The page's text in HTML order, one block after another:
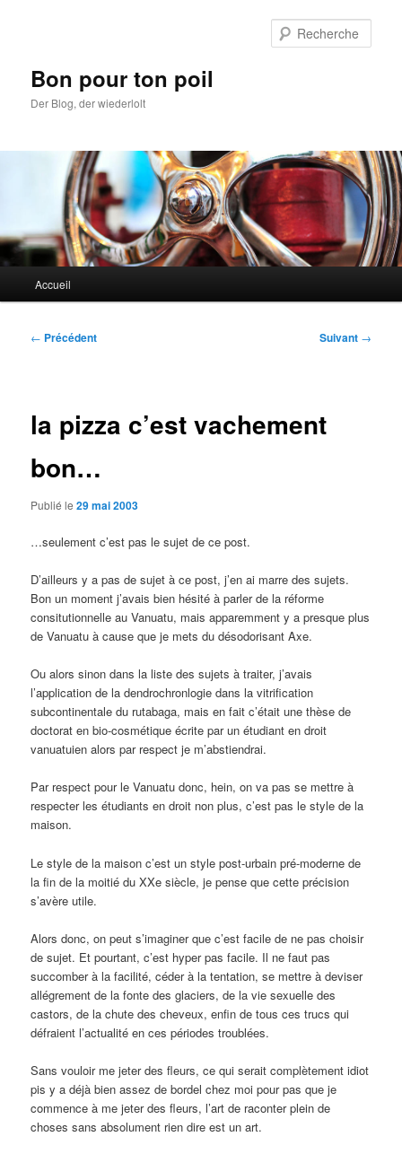
Bon pour ton poil
Der Blog, der wiederlolt
principal
Accueil
Navigation
← Précédent Suivant →
la pizza c’est vachement
bon…
Publié le29 mai 2003
…seulement c’est pas le sujet de ce post.
D’ailleurs y a pas de sujet à ce post, j’en ai marre des sujets.
Bon un moment j’avais bien hésité à parler de la réforme
consitutionnelle au Vanuatu, mais apparemment y a presque plus
de Vanuatu à cause que je mets du désodorisant Axe.
Ou alors sinon dans la liste des sujets à traiter, j’avais
l’application de la dendrochronlogie dans la vitrification
subcontinentale du rutabaga, mais en fait c’était une thèse de
doctorat en bio-cosmétique écrite par un étudiant en droit
vanuatuien alors par respect je m’abstiendrai.
Par respect pour le Vanuatu donc, hein, on va pas se mettre à
respecter les étudiants en droit non plus, c’est pas le style de la
maison.
Le style de la maison c’est un style post-urbain pré-moderne de
la fin de la moitié du XXe siècle, je pense que cette précision
s’avère utile.
Alors donc, on peut s’imaginer que c’est facile de ne pas choisir
de sujet. Et pourtant, c’est hyper pas facile. Il ne faut pas
succomber à la facilité, céder à la tentation, se mettre à deviser
allégrement de la fonte des glaciers, de la vie sexuelle des
castors, de la chute des cheveux, enfin de tous ces trucs qui
défraient l’actualité en ces périodes troublées.
Sans vouloir me jeter des fleurs, ce qui serait complètement idiot
pis y a déjà bien assez de bordel chez moi pour pas que je
commence à me jeter des fleurs, l’art de raconter plein de
choses sans absolument rien dire est un art.